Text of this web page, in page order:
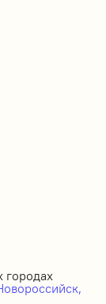
городах